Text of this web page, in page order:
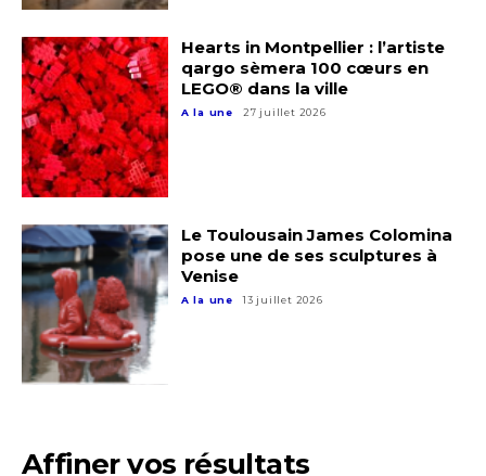
Nom
Prénom
Adresse email*
Nom
Hearts in Montpellier : l’artiste
qargo sèmera 100 cœurs en
LEGO® dans la ville
A la une 27 juillet 2026
Le Toulousain James Colomina
pose une de ses sculptures à
Venise
A la une 13 juillet 2026
Affiner vos résultats